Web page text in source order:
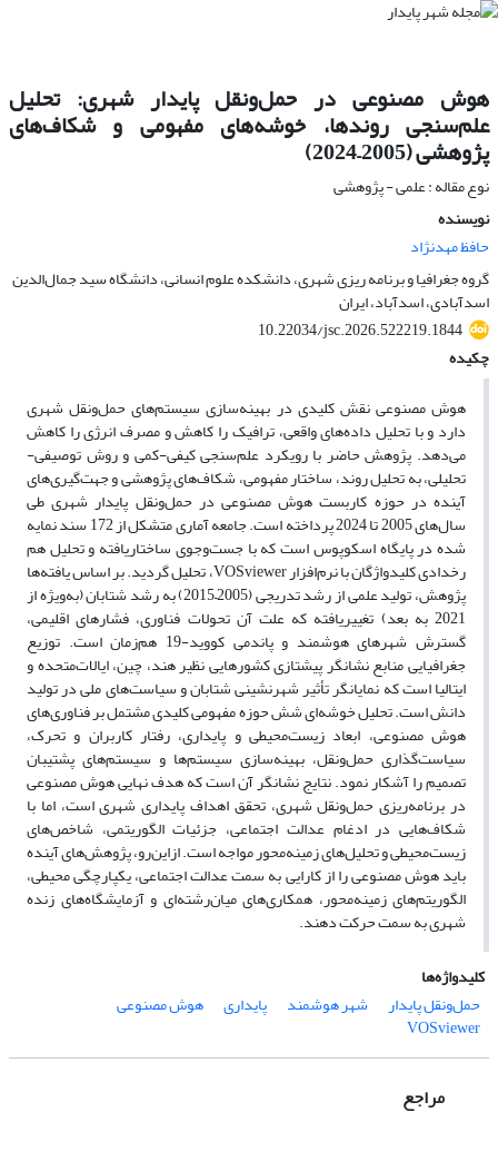
هوش مصنوعی در حمل‌ونقل پایدار شهری: تحلیل
علم‌سنجی روندها، خوشه‌های مفهومی و شکاف‌های
پژوهشی (2005–2024)
نوع مقاله : علمی - پژوهشی
نویسنده
حافظ مهدنژاد
گروه جغرافیا و برنامه ریزی شهری، دانشکده علوم انسانی، دانشگاه سید جمال‌الدین
اسدآبادی، اسدآباد، ایران
10.22034/jsc.2026.522219.1844
چکیده
هوش مصنوعی نقش کلیدی در بهینه‌سازی سیستم‌های حمل‌ونقل شهری
دارد و با تحلیل داده‌های واقعی، ترافیک را کاهش و مصرف انرژی را کاهش
می‌دهد. پژوهش حاضر با رویکرد علم‌سنجی کیفی-کمی و روش توصیفی-
تحلیلی، به تحلیل روند، ساختار مفهومی، شکاف‌های پژوهشی و جهت‌گیری‌های
آینده در حوزه کاربست هوش مصنوعی در حمل‌ونقل پایدار شهری طی
سال‌های 2005 تا 2024 پرداخته است. جامعه آماری متشکل از 172 سند نمایه
شده در پایگاه اسکوپوس است که با جست‌وجوی ساختاریافته و تحلیل هم
رخدادی کلیدواژگان با نرم‌افزارVOSviewer، تحلیل گردید. بر اساس یافته‌ها
پژوهش، تولید علمی از رشد تدریجی (2005 – 2015) به رشد شتابان (به‌ویژه از
2021 به بعد) تغییریافته که علت آن تحولات فناوری، فشارهای اقلیمی،
گسترش شهرهای هوشمند و پاندمی کووید-19 هم‌زمان است. توزیع
جغرافیایی منابع نشانگر پیشتازی کشورهایی نظیر هند، چین، ایالات‌متحده و
ایتالیا است که نمایانگر تأثیر شهرنشینی شتابان و سیاست‌های ملی در تولید
دانش است. تحلیل خوشه‌ای شش حوزه مفهومی کلیدی مشتمل بر فناوری‌های
هوش مصنوعی، ابعاد زیست‌محیطی و پایداری، رفتار کاربران و تحرک،
سیاست‌گذاری حمل‌ونقل، بهینه‌سازی سیستم‌ها و سیستم‌های پشتیبان
تصمیم را آشکار نمود. نتایج نشانگر آن است که هدف نهایی هوش مصنوعی
در برنامه‌ریزی حمل‌ونقل شهری، تحقق اهداف پایداری شهری است، اما با
شکاف‌هایی در ادغام عدالت اجتماعی، جزئیات الگوریتمی، شاخص‌های
زیست‌محیطی و تحلیل‌های زمینه‌محور مواجه است. ازاین‌رو، پژوهش‌های آینده
باید هوش مصنوعی را از کارایی به سمت عدالت اجتماعی، یکپارچگی محیطی،
الگوریتم‌های زمینه‌محور، همکاری‌های میان‌رشته‌ای و آزمایشگاه‌های زنده
شهری به سمت حرکت دهند.
کلیدواژه‌ها
حمل‌و‌نقل پایدار
شهر هوشمند پایداری هوش مصنوعی
VOSviewer
مراجع